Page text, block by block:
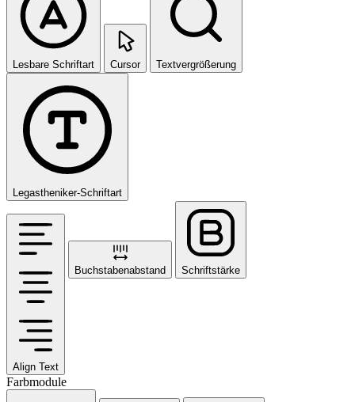
Lesbare Schriftart Cursor Textvergrößerung
Legastheniker-Schriftart
Align Text
Buchstabenabstand Schriftstärke
Farbmodule